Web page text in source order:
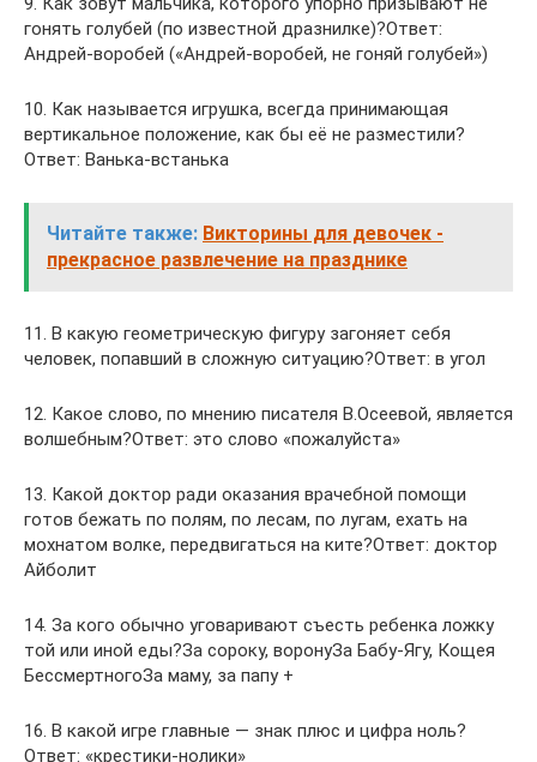
гонять голубей (по известной дразнилке)?Ответ:
Андрей-воробей («Андрей-воробей, не гоняй голубей»)
10. Как называется игрушка, всегда принимающая
вертикальное положение, как бы её не разместили?
Ответ: Ванька-встанька
Читайте также: Викторины для девочек -
прекрасное развлечение на празднике
11. В какую геометрическую фигуру загоняет себя
человек, попавший в сложную ситуацию?Ответ: в угол
12. Какое слово, по мнению писателя В.Осеевой, является
волшебным?Ответ: это слово «пожалуйста»
13. Какой доктор ради оказания врачебной помощи
готов бежать по полям, по лесам, по лугам, ехать на
мохнатом волке, передвигаться на ките?Ответ: доктор
Айболит
14. За кого обычно уговаривают съесть ребенка ложку
той или иной еды?За сороку, воронуЗа Бабу-Ягу, Кощея
БессмертногоЗа маму, за папу +
16. В какой игре главные — знак плюс и цифра ноль?
Ответ: «крестики-нолики»